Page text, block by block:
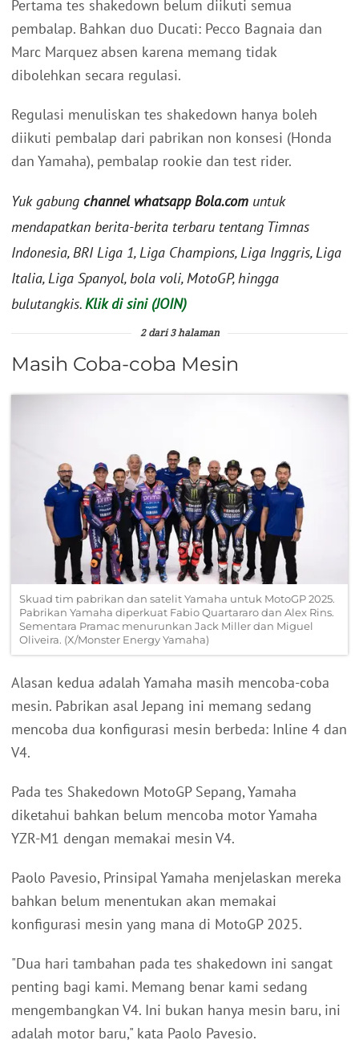
Pertama tes shakedown belum diikuti semua
pembalap. Bahkan duo Ducati: Pecco Bagnaia dan
Marc Marquez absen karena memang tidak
dibolehkan secara regulasi.
Regulasi menuliskan tes shakedown hanya boleh
diikuti pembalap dari pabrikan non konsesi (Honda
dan Yamaha), pembalap rookie dan test rider.
Yuk gabung channel whatsapp Bola.com untuk
mendapatkan berita-berita terbaru tentang Timnas
Indonesia, BRI Liga 1, Liga Champions, Liga Inggris, Liga
Italia, Liga Spanyol, bola voli, MotoGP, hingga
bulutangkis.Klik di sini (JOIN)
2 dari 3 halaman
Masih Coba-coba Mesin
Skuad tim pabrikan dan satelit Yamaha untuk MotoGP 2025.
Pabrikan Yamaha diperkuat Fabio Quartararo dan Alex Rins.
Sementara Pramac menurunkan Jack Miller dan Miguel
Oliveira. (X/Monster Energy Yamaha)
Alasan kedua adalah Yamaha masih mencoba-coba
mesin. Pabrikan asal Jepang ini memang sedang
mencoba dua konfigurasi mesin berbeda: Inline 4 dan
V4.
Pada tes Shakedown MotoGP Sepang, Yamaha
diketahui bahkan belum mencoba motor Yamaha
YZR-M1 dengan memakai mesin V4.
Paolo Pavesio, Prinsipal Yamaha menjelaskan mereka
bahkan belum menentukan akan memakai
konfigurasi mesin yang mana di MotoGP 2025.
"Dua hari tambahan pada tes shakedown ini sangat
penting bagi kami. Memang benar kami sedang
mengembangkan V4. Ini bukan hanya mesin baru, ini
adalah motor baru," kata Paolo Pavesio.